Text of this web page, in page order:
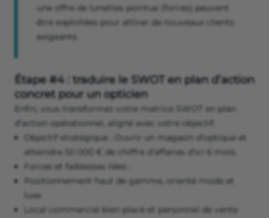
une offre de lunettes pointue (forces) peuvent
être exploitées pour attirer de nouveaux clients
exigeants.
Étape #4 : traduire le SWOT en plan d’action
concret pour un opticien
Enfin, vous transformez votre matrice SWOT en plan
d’action opérationnel, aligné avec votre objectif.
Objectif stratégique : Ouvrir un magasin d’optique et
atteindre 50 000 € de chiffre d’affaires d’ici 6 mois.
Forces et faiblesses liées :
Positionnement haut de gamme, orienté mode et
luxe.
Local commercial bien placé et personnel de vente